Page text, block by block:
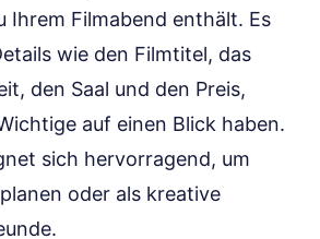
Ihrem Filmabend enthält. Es
wie den Filmtitel, das
den Saal und den Preis,
auf einen Blick haben.
sich hervorragend, um
oder als kreative